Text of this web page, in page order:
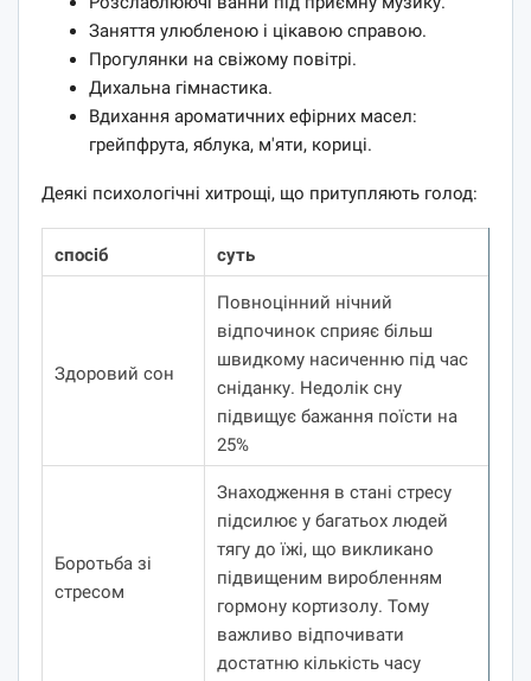
Заняття улюбленою і цікавою справою.
Прогулянки на свіжому повітрі.
Дихальна гімнастика.
Вдихання ароматичних ефірних масел:
грейпфрута, яблука, м'яти, кориці.
Деякі психологічні хитрощі, що притупляють голод:
спосіб суть
Здоровий сон
Повноцінний нічний
відпочинок сприяє більш
швидкому насиченню під час
сніданку. Недолік сну
підвищує бажання поїсти на
25%
Боротьба зі
стресом
Знаходження в стані стресу
підсилює у багатьох людей
тягу до їжі, що викликано
підвищеним виробленням
гормону кортизолу. Тому
важливо відпочивати
достатню кількість часу